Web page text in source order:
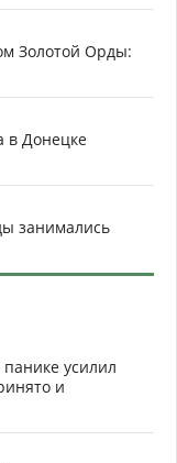
Золотой Орды:
в Донецке
занимались
усилил
и